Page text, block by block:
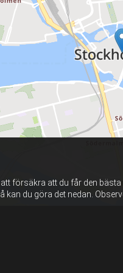
försäkra att du får den
du göra det nedan.